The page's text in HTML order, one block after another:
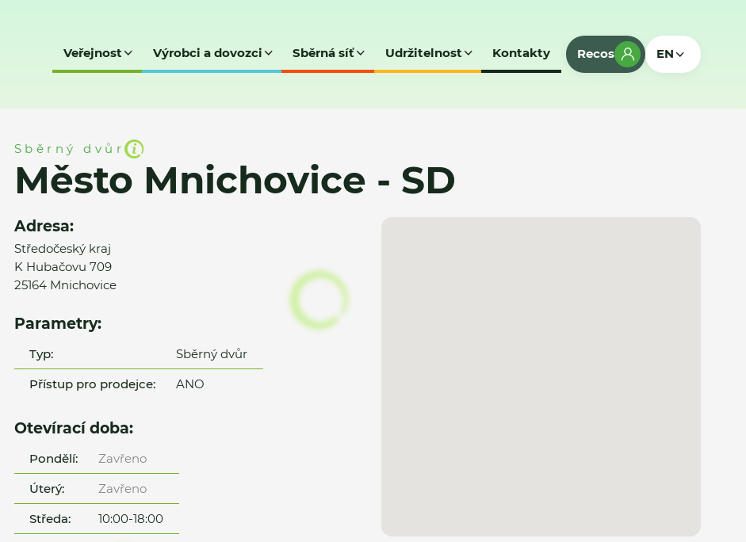
Veřejnost Výrobci a dovozci Sběrná síť Udržitelnost Kontakty Recos EN
Sběrný dvůr
Město Mnichovice - SD
Adresa:
Středočeský kraj
K Hubačovu 709
25164 Mnichovice
Parametry:
Typ:
Sběrný dvůr
Přístup pro prodejce:
ANO
Otevírací doba:
Pondělí:
Zavřeno
Úterý:
Zavřeno
Středa:
10:00-18:00